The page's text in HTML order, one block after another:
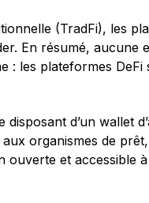
(TradFi), les
En résumé, aucune
: les plateformes
d’un wallet
organismes de
et accessible